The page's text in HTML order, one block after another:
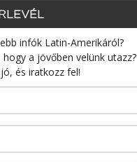
infók Latin-Amerikáról?
a jövőben velünk utazz?
és iratkozz fel!